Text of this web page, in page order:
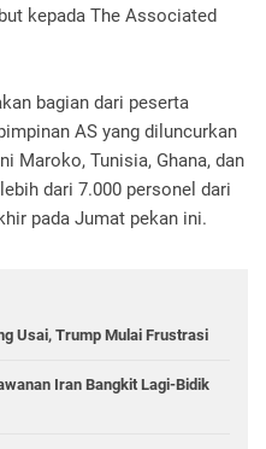
kepada The Associated
bagian dari peserta
AS yang diluncurkan
Maroko, Tunisia, Ghana, dan
dari 7.000 personel dari
pada Jumat pekan ini.
Usai, Trump Mulai Frustrasi
Iran Bangkit Lagi-Bidik